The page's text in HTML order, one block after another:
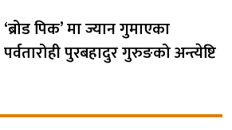
‘ब्रोड पिक’ मा ज्यान गुमाएका
पर्वतारोही पुरबहादुर गुरुङको अन्त्येष्टि